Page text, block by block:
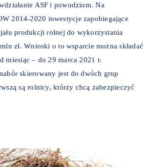
ASF i powodziom. Na
2014-2020 inwestycje zapobiegające
produkcji rolnej do wykorzystania
zł. Wnioski o to wsparcie można składać
miesiąc – do 29 marca 2021 r.
skierowany jest do dwóch grup
są rolnicy, którzy chcą zabezpieczyć